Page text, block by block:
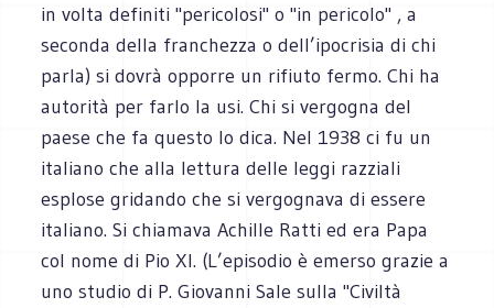
in volta definiti "pericolosi" o "in pericolo" , a
seconda della franchezza o dell’ipocrisia di chi
parla) si dovrà opporre un rifiuto fermo. Chi ha
autorità per farlo la usi. Chi si vergogna del
paese che fa questo lo dica. Nel 1938 ci fu un
italiano che alla lettura delle leggi razziali
esplose gridando che si vergognava di essere
italiano. Si chiamava Achille Ratti ed era Papa
col nome di Pio XI. (L’episodio è emerso grazie a
uno studio di P. Giovanni Sale sulla "Civiltà